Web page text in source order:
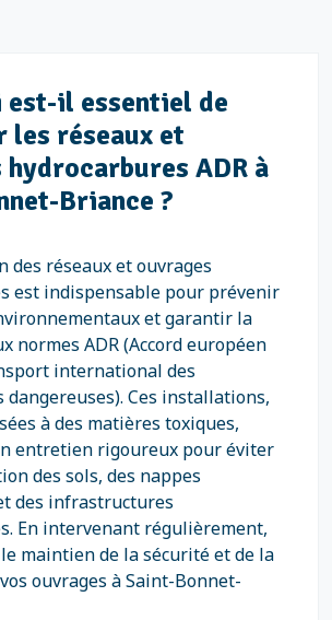
est-il essentiel de
les réseaux et
hydrocarbures ADR à
Briance ?
des réseaux et ouvrages
est indispensable pour prévenir
et garantir la
normes ADR (Accord européen
international des
dangereuses). Ces installations,
à des matières toxiques,
entretien rigoureux pour éviter
des sols, des nappes
des infrastructures
En intervenant régulièrement,
maintien de la sécurité et de la
ouvrages à Saint-Bonnet-